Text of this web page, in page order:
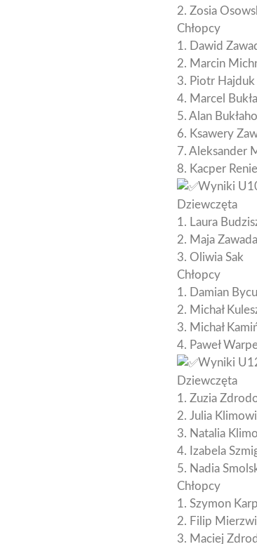
2. Zosia
Chłopcy
1. Dawid
2. Marcin
3. Piotr Hajduk
4. Marcel
5. Alan Bukłaho
6. Ksawery
7. Aleksander
8. Kacper
Wyniki
Dziewczęta
1. Laura
2. Maja Zawada
3. Oliwia Sak
Chłopcy
1. Damian
2. Michał
3. Michał
4. Paweł
Wyniki
Dziewczęta
1. Zuzia
2. Julia
3. Natalia
4. Izabela
5. Nadia
Chłopcy
1. Szymon
2. Filip
3. Maciej